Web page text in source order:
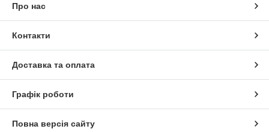
Про нас
Контакти
Доставка та оплата
Графік роботи
Повна версія сайту